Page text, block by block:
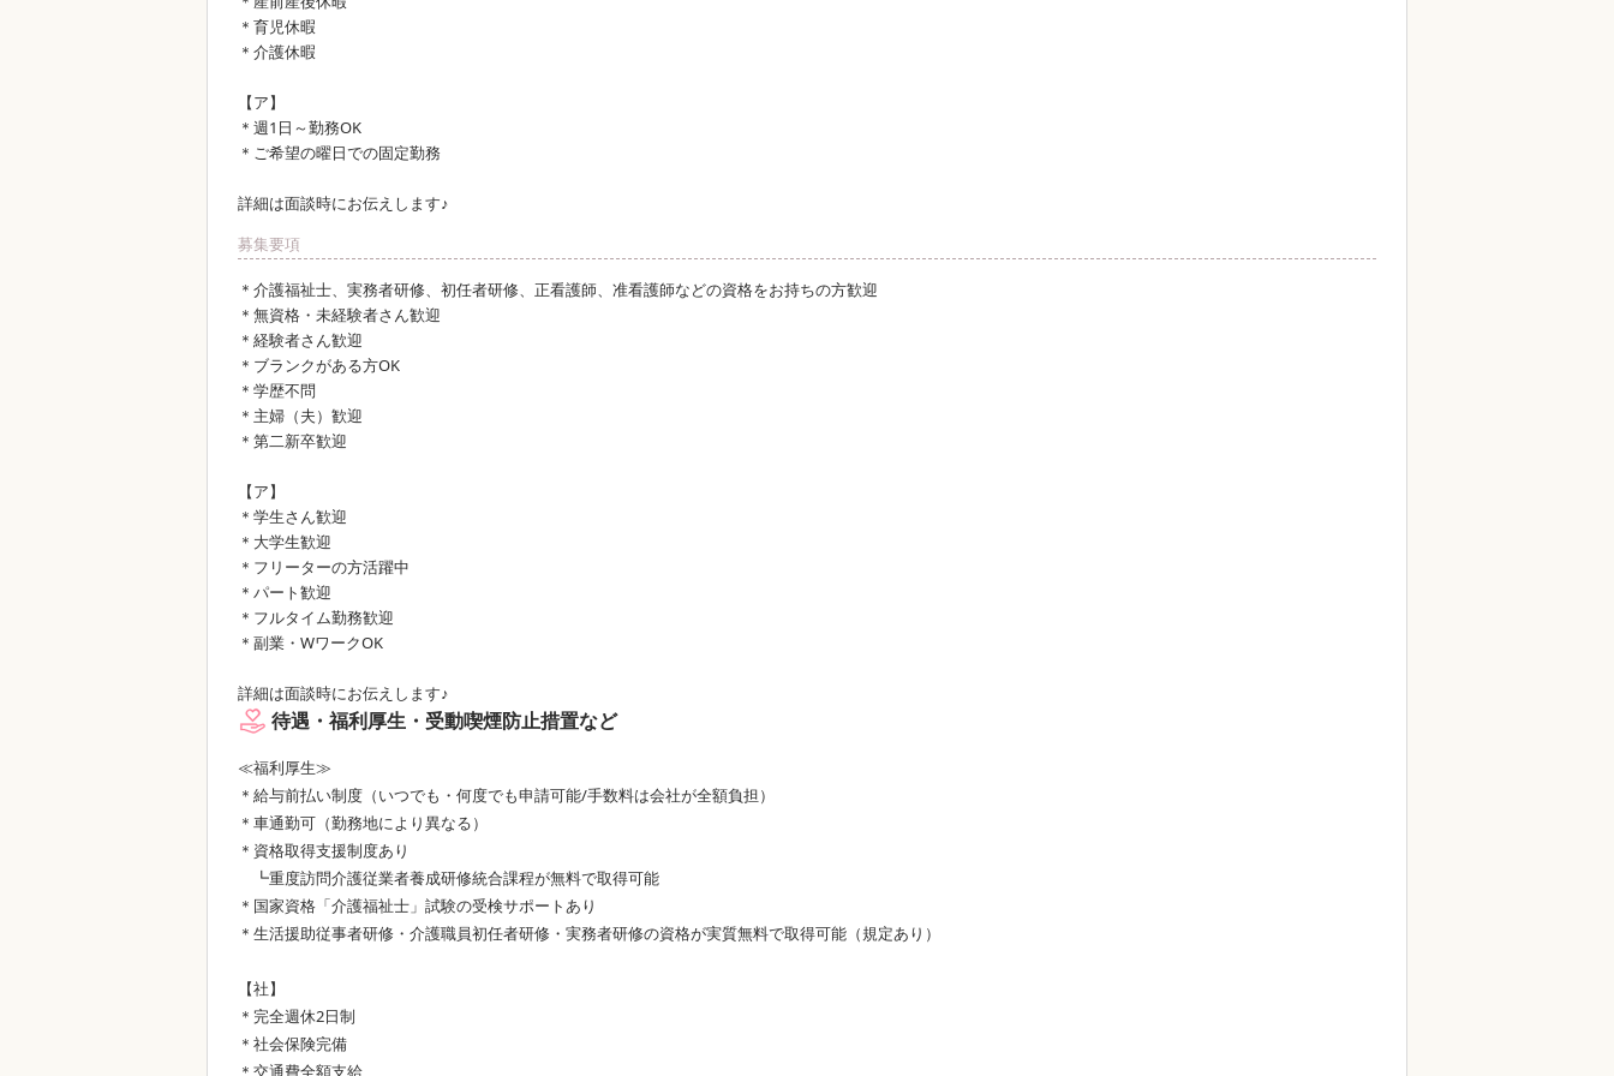
＊育児休暇
＊介護休暇
【ア】
＊週1日～勤務OK
＊ご希望の曜日での固定勤務
詳細は面談時にお伝えします♪
募集要項
＊介護福祉士、実務者研修、初任者研修、正看護師、准看護師などの資格をお持ちの方歓迎
＊無資格・未経験者さん歓迎
＊経験者さん歓迎
＊ブランクがある方OK
＊学歴不問
＊主婦（夫）歓迎
＊第二新卒歓迎
【ア】
＊学生さん歓迎
＊大学生歓迎
＊フリーターの方活躍中
＊パート歓迎
＊フルタイム勤務歓迎
＊副業・WワークOK
詳細は面談時にお伝えします♪
待遇・福利厚生・受動喫煙防止措置など
≪福利厚生≫
＊給与前払い制度（いつでも・何度でも申請可能/手数料は会社が全額負担）
＊車通勤可（勤務地により異なる）
＊資格取得支援制度あり
┗重度訪問介護従業者養成研修統合課程が無料で取得可能
＊国家資格「介護福祉士」試験の受検サポートあり
＊生活援助従事者研修・介護職員初任者研修・実務者研修の資格が実質無料で取得可能（規定あり）
【社】
＊完全週休2日制
＊社会保険完備
＊交通費全額支給